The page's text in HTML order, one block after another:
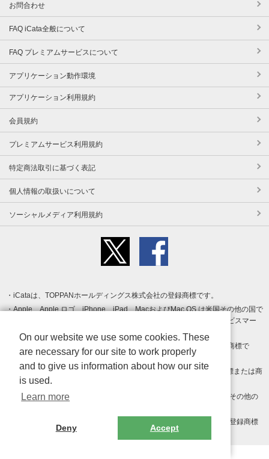
お問合わせ
FAQ iCata全般について
FAQ プレミアムサービスについて
アプリケーション動作環境
アプリケーション利用規約
会員規約
プレミアムサービス利用規約
特定商法取引に基づく表記
個人情報の取扱いについて
ソーシャルメディア利用規約
iCataは、TOPPANホールディングス株式会社の登録商標です。
Apple、Apple ロゴ、iPhone、iPad、MacおよびMac OS は米国その他の国で
登録された Apple Inc. の商標です。App Store は Apple Inc. のサービスマー
クです。
Android、Google Play および Google Play ロゴ は Google LLC の商標で
す。
Windows は Microsoft Inc.の米国およびその他の国における登録商標または商
標です。
Adobe、Adobe Reader、Adobe PDF は、Adobe Inc.の米国およびその他の
その他、記載されている会社名、商品名、ロゴは各社の商標または登録商標
On our website we use some cookies. These
are necessary for our site to work properly
and to give us information about how our site
is used.
Learn more
Deny Accept